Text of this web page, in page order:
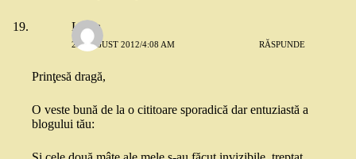
Laura
22 AUGUST 2012/4:08 AM RĂSPUNDE
Prinţesă dragă,
O veste bună de la o cititoare sporadică dar entuziastă a
blogului tău: